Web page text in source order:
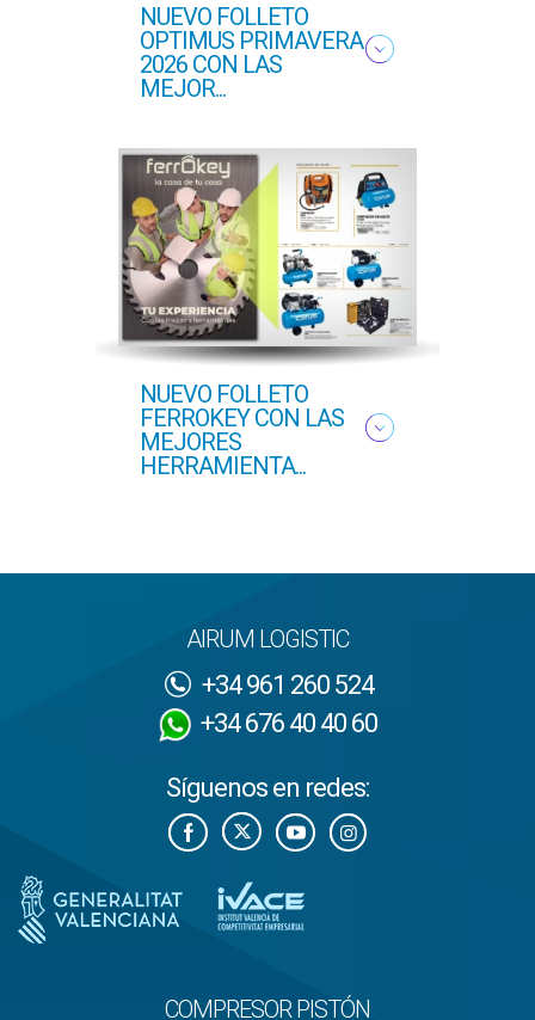
NUEVO FOLLETO
OPTIMUS PRIMAVERA
2026 CON LAS
MEJOR...
NUEVO FOLLETO
FERROKEY CON LAS
MEJORES
HERRAMIENTA...
AIRUM LOGISTIC
+34 961 260 524
+34 676 40 40 60
Síguenos en redes:
COMPRESOR PISTÓN